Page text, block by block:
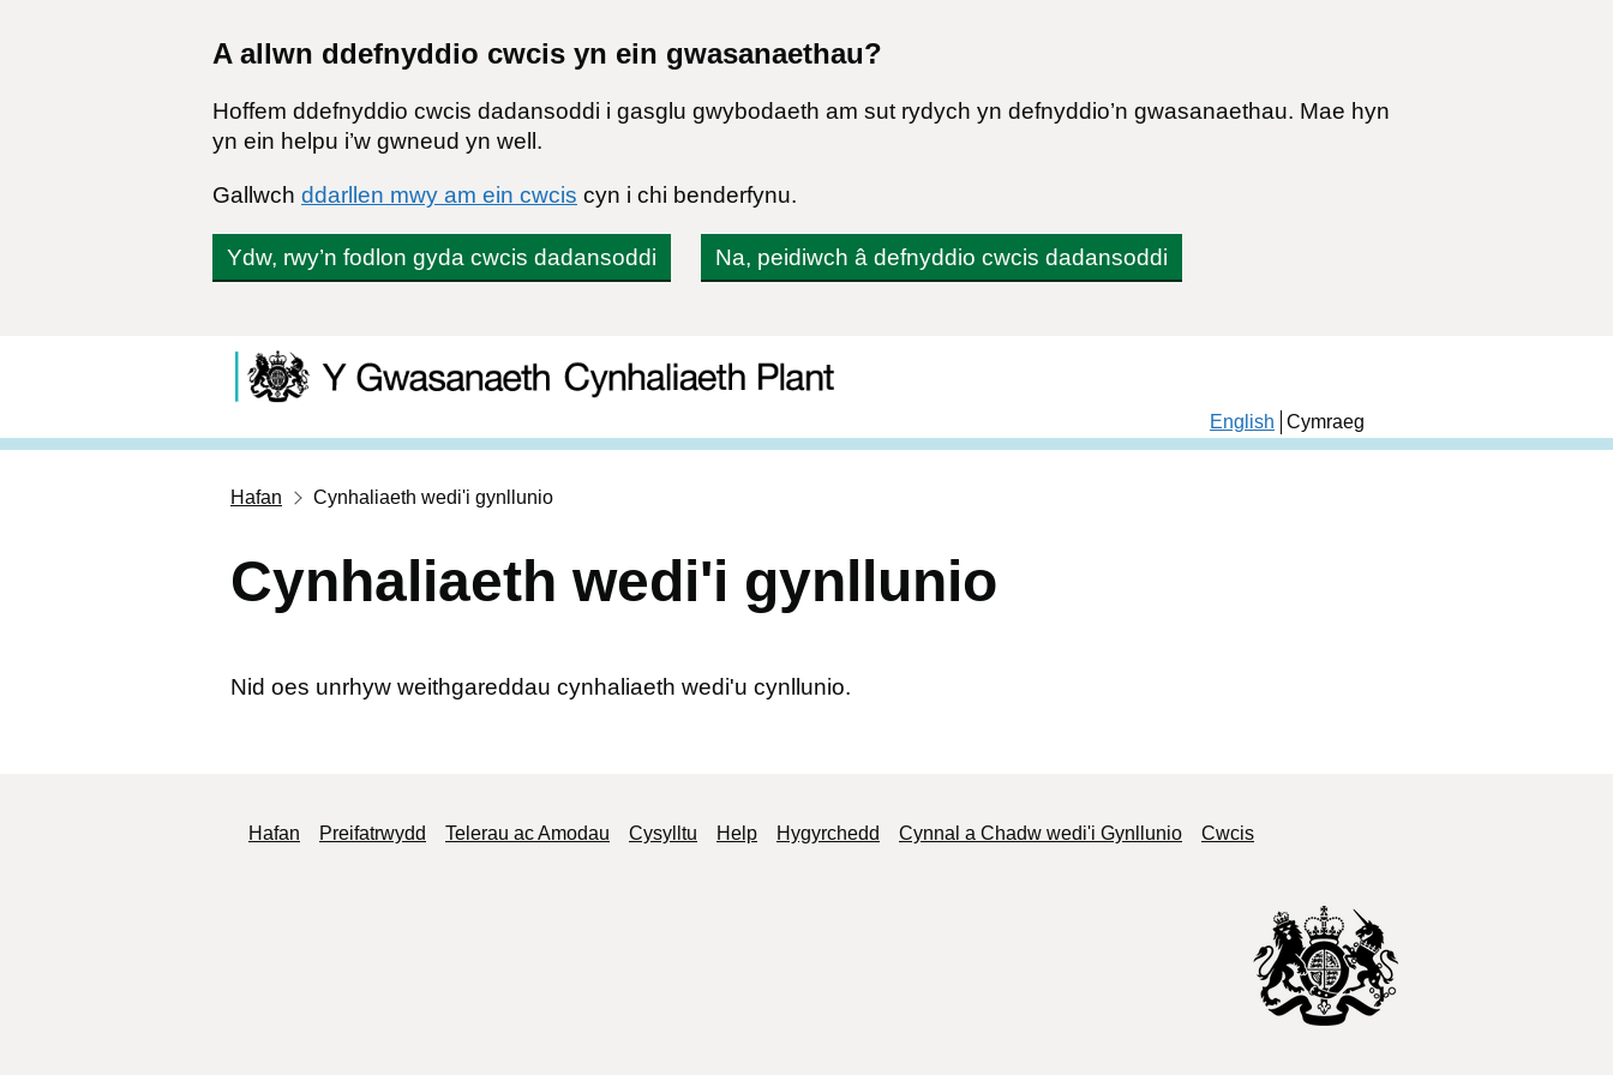
A allwn ddefnyddio cwcis yn ein gwasanaethau?
Hoffem ddefnyddio cwcis dadansoddi i gasglu gwybodaeth am sut rydych yn defnyddio’n gwasanaethau. Mae hyn
yn ein helpu i’w gwneud yn well.
Gallwch ddarllen mwy am ein cwcis cyn i chi benderfynu.
Ydw, rwy’n fodlon gyda cwcis dadansoddi Na, peidiwch â defnyddio cwcis dadansoddi
Gwasanaeth Cynhaliaeth Plant
English Cymraeg
Hafan Cynhaliaeth wedi'i gynllunio
Cynhaliaeth wedi'i gynllunio
Nid oes unrhyw weithgareddau cynhaliaeth wedi'u cynllunio.
Llywio Troedyn
Hafan Preifatrwydd Telerau ac Amodau Cysylltu Help Hygyrchedd Cynnal a Chadw wedi'i Gynllunio Cwcis
Yr Archif Genedlaethol: Hawlfraint y Goron